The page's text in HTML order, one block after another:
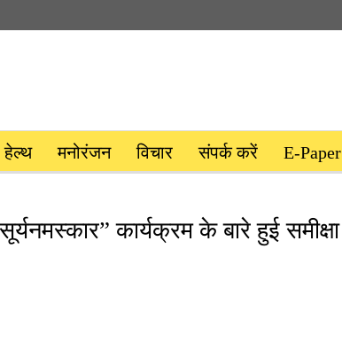
हेल्थ मनोरंजन विचार संपर्क करें E-Paper
कार्यक्रम के बारे हुई समीक्षा